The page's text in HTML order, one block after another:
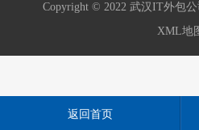
Copyright © 2022 武汉IT外包公
XML地
返回首页